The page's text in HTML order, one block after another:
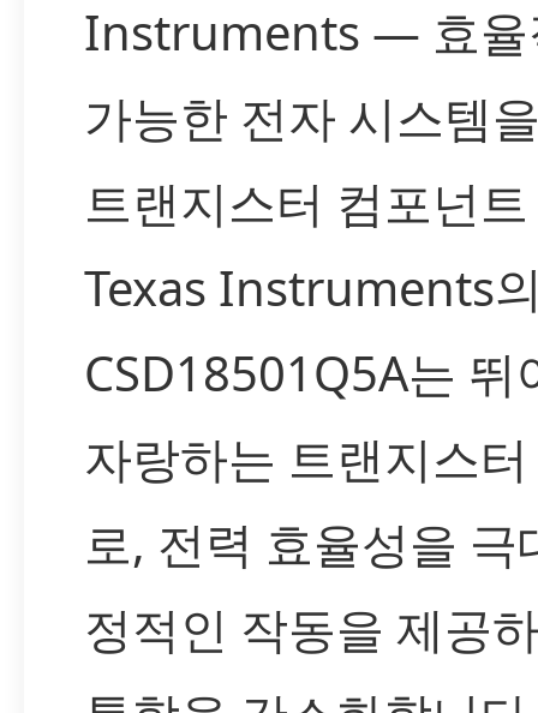
Instruments — 효율
가능한 전자 시스템
트랜지스터 컴포넌트
Texas Instruments
CSD18501Q5A는 뛰
자랑하는 트랜지스
로, 전력 효율성을 극
정적인 작동을 제공